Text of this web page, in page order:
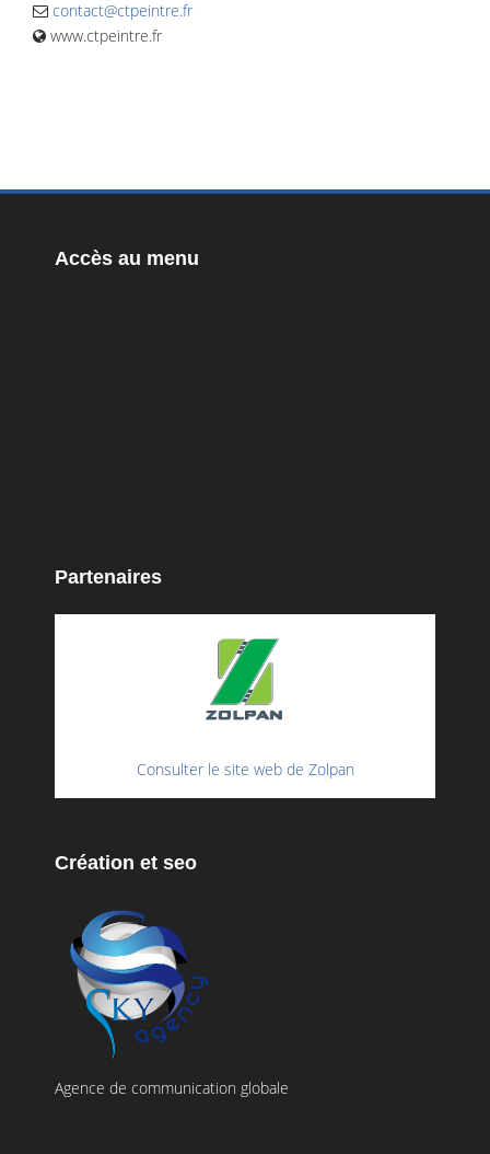
contact@ctpeintre.fr
www.ctpeintre.fr
Accès au menu
Partenaires
Consulter le site web de Zolpan
Création et seo
Agence de communication globale